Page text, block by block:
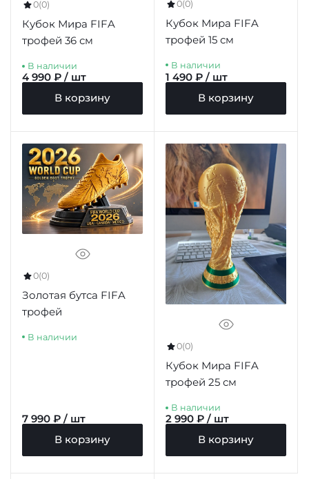
0(0)
Кубок Мира FIFA
трофей 36 см
В наличии
4 990 ₽ / шт
В корзину
0(0)
Кубок Мира FIFA
трофей 15 см
В наличии
1 490 ₽ / шт
В корзину
0(0)
Золотая бутса FIFA
трофей
В наличии
7 990 ₽ / шт
В корзину
0(0)
Кубок Мира FIFA
трофей 25 см
В наличии
2 990 ₽ / шт
В корзину